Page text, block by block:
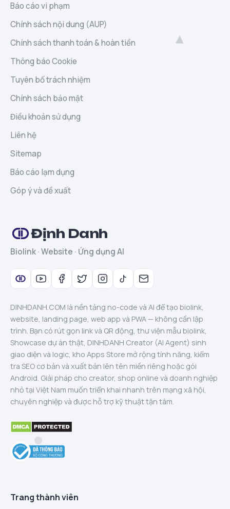
Báo cáo vi phạm
Chính sách nội dung (AUP)
Chính sách thanh toán & hoàn tiền
Thông báo Cookie
Tuyên bố trách nhiệm
Chính sách bảo mật
Điều khoản sử dụng
Liên hệ
Sitemap
Báo cáo lạm dụng
Góp ý và đề xuất
Định Danh
Biolink · Website · Ứng dụng AI
DINHDANH.COM là nền tảng no-code và AI để tạo biolink,
website, landing page, web app và PWA — không cần lập
trình. Bạn có rút gọn link và QR động, thư viện mẫu biolink,
Showcase dự án thật, DINHDANH Creator (AI Agent) sinh
giao diện và logic, kho Apps Store mở rộng tính năng, kiểm
tra SEO cơ bản và xuất bản lên tên miền riêng hoặc gói
Android. Giải pháp cho creator, shop online và doanh nghiệp
nhỏ tại Việt Nam muốn triển khai nhanh trên mạng xã hội,
chuyên nghiệp và được hỗ trợ kỹ thuật tận tâm.
Trang thành viên